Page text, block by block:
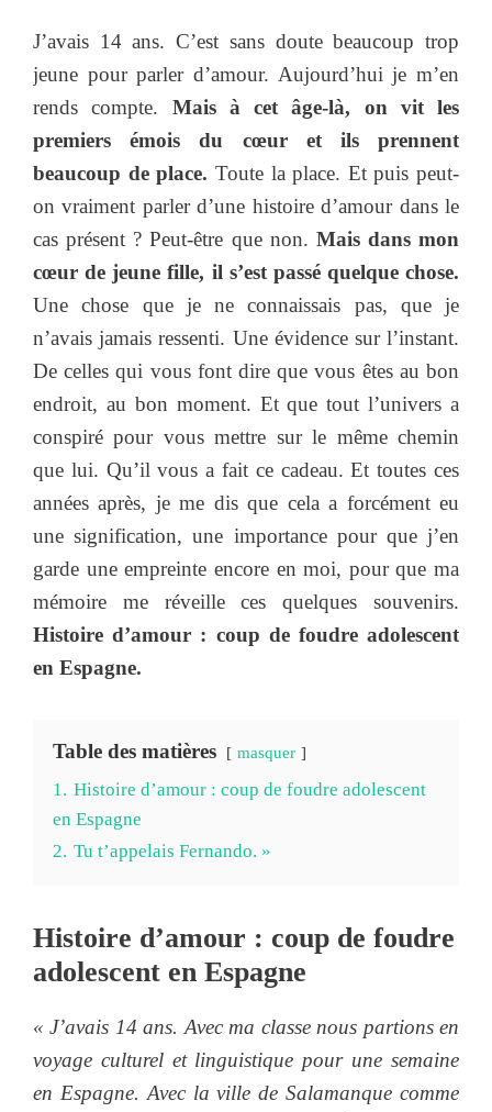
J’avais 14 ans. C’est sans doute beaucoup trop
jeune pour parler d’amour. Aujourd’hui je m’en
rends compte. Mais à cet âge-là, on vit les
premiers émois du cœur et ils prennent
beaucoup de place. Toute la place. Et puis peut-
on vraiment parler d’une histoire d’amour dans le
cas présent ? Peut-être que non. Mais dans mon
cœur de jeune fille, il s’est passé quelque chose.
Une chose que je ne connaissais pas, que je
n’avais jamais ressenti. Une évidence sur l’instant.
De celles qui vous font dire que vous êtes au bon
endroit, au bon moment. Et que tout l’univers a
conspiré pour vous mettre sur le même chemin
que lui. Qu’il vous a fait ce cadeau. Et toutes ces
années après, je me dis que cela a forcément eu
une signification, une importance pour que j’en
garde une empreinte encore en moi, pour que ma
mémoire me réveille ces quelques souvenirs.
Histoire d’amour : coup de foudre adolescent
en Espagne.
Table des matières masquer
1. Histoire d’amour : coup de foudre adolescent
en Espagne
2. Tu t’appelais Fernando. »
Histoire d’amour : coup de foudre
adolescent en Espagne
« J’avais 14 ans. Avec ma classe nous partions en
voyage culturel et linguistique pour une semaine
en Espagne. Avec la ville de Salamanque comme